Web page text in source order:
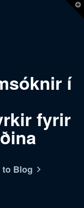
í
fyrir
to Blog